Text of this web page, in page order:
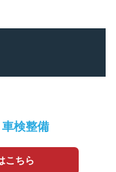
検整備
こちら